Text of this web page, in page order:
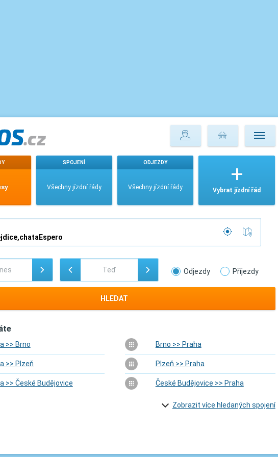
SPOJENÍ
Všechny jízdní řády
ODJEZDY
Všechny jízdní řády Vybrat jízdní řád
Odjezdy Příjezdy
HLEDAT
>> Brno Brno >> Praha
>> Plzeň Plzeň >> Praha
>> České Budějovice České Budějovice >> Praha
Zobrazit více hledaných spojení